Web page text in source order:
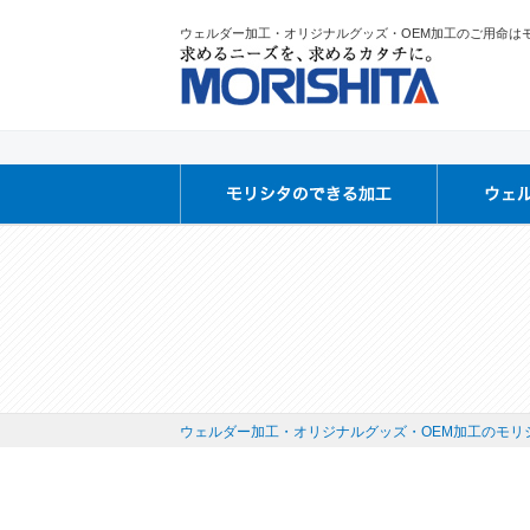
ウェルダー加工・オリジナルグッズ・OEM加工のご用命は
ウェルダー加工・オリジナルグッズ・OEM加工のモリ